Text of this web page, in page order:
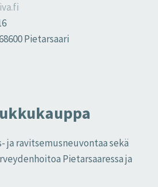
Pietarsaari
ja ravitsemusneuvontaa sekä
Pietarsaaressa ja